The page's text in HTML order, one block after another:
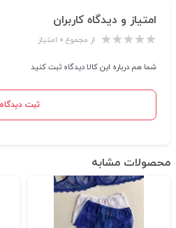
امتیاز و دیدگاه کاربران
از مجموع ۰ امتیاز
شما هم درباره این کالا دیدگاه ثبت کنید
ثبت دیدگاه
محصولات مشابه